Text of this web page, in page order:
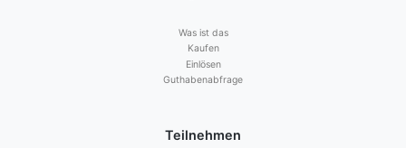
Was ist das
Kaufen
Einlösen
Guthabenabfrage
Teilnehmen